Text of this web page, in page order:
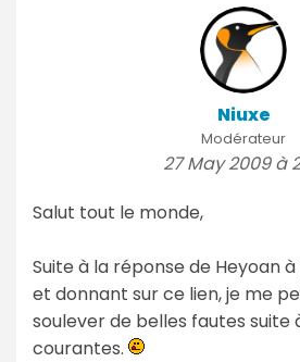
Niuxe
Modérateur
27 May 2009 à
Salut tout le monde,
Suite à la réponse de Heyoan
et donnant sur ce lien, je me
soulever de belles fautes suite
courantes.